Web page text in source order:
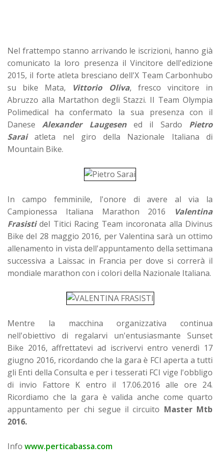
Nel frattempo stanno arrivando le iscrizioni, hanno già
comunicato la loro presenza il Vincitore dell'edizione
2015, il forte atleta bresciano dell'X Team Carbonhubo
su bike Mata,
Vittorio Oliva, fresco vincitore in
Abruzzo alla Martathon degli Stazzi. Il Team Olympia
Polimedical ha confermato la sua presenza con il
DaneseAlexander Laugesened il Sardo Pietro
Sarai
atleta nel giro della Nazionale Italiana di
Mountain Bike.
In campo femminile, l'onore di avere al via la
Campionessa Italiana Marathon 2016
Valentina
Frasistidel Titici Racing Team incoronata alla Divinus
Bike del 28 maggio 2016, per Valentina sarà un ottimo
allenamento in vista dell'appuntamento della settimana
successiva a Laissac in Francia per dove si correrà il
mondiale marathon con i colori della Nazionale Italiana.
Mentre la macchina organizzativa continua
nell'obiettivo di regalarvi un'entusiasmante Sunset
Bike 2016, affrettatevi ad iscrivervi entro venerdì 17
giugno 2016, ricordando che la gara è FCI aperta a tutti
gli Enti della Consulta e per i tesserati FCI vige l'obbligo
di invio Fattore K entro il 17.06.2016 alle ore 24.
Ricordiamo che la gara è valida anche come quarto
appuntamento per chi segue il circuito Master Mtb
2016.
Info www.perticabassa.com